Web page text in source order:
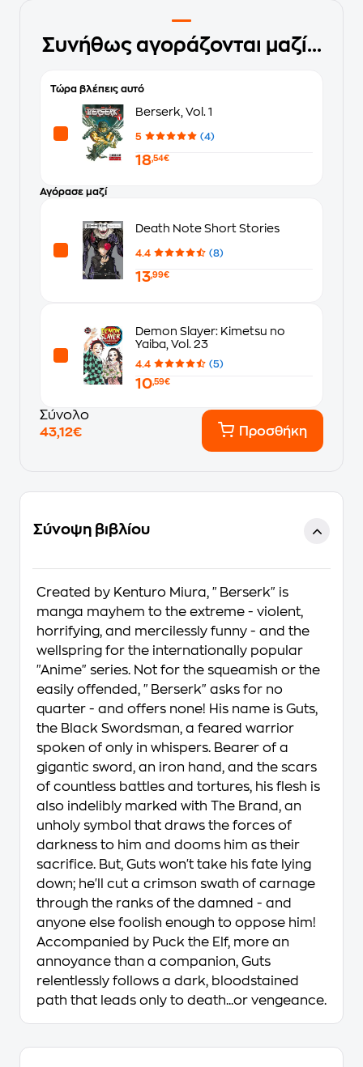
Συνήθως αγοράζονται μαζί...
Τώρα βλέπεις αυτό
Berserk, Vol. 1
5 (4)
18,54€
Αγόρασε μαζί
Death Note Short Stories
4.4 (8)
13,99€
Demon Slayer: Kimetsu no
Yaiba, Vol. 23
4.4 (5)
10,59€
Σύνολο
43,12€
Προσθήκη
Σύνοψη βιβλίου
Created by Kenturo Miura, "Berserk" is
manga mayhem to the extreme - violent,
horrifying, and mercilessly funny - and the
wellspring for the internationally popular
"Anime" series. Not for the squeamish or the
easily offended, "Berserk" asks for no
quarter - and offers none! His name is Guts,
the Black Swordsman, a feared warrior
spoken of only in whispers. Bearer of a
gigantic sword, an iron hand, and the scars
of countless battles and tortures, his flesh is
also indelibly marked with The Brand, an
unholy symbol that draws the forces of
darkness to him and dooms him as their
sacrifice. But, Guts won't take his fate lying
down; he'll cut a crimson swath of carnage
through the ranks of the damned - and
anyone else foolish enough to oppose him!
Accompanied by Puck the Elf, more an
annoyance than a companion, Guts
relentlessly follows a dark, bloodstained
path that leads only to death...or vengeance.